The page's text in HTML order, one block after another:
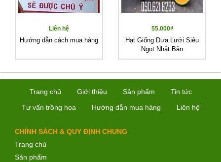
Liên hệ
Hướng dẫn cách mua hàng
55.000₫
Hạt Giống Dưa Lưới Siêu
Ngọt Nhật Bản
Trang chủ Giới thiệu Sản phẩm
Tin tức
Tư vấn trồng hoa
Hướng dẫn mua hàng Liên hệ
CHÍNH SÁCH & QUY ĐỊNH CHUNG
Trang chủ
Sản phẩm